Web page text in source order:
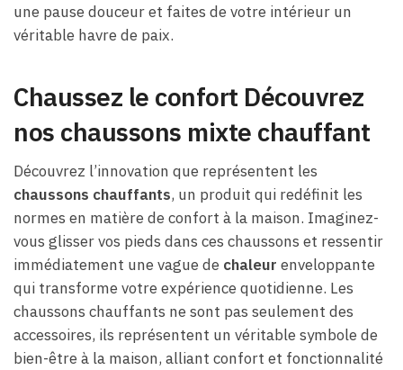
une pause douceur et faites de votre intérieur un
véritable havre de paix.
Chaussez le confort Découvrez
nos chaussons mixte chauffant
Découvrez l’innovation que représentent les
chaussons chauffants, un produit qui redéfinit les
normes en matière de confort à la maison. Imaginez-
vous glisser vos pieds dans ces chaussons et ressentir
immédiatement une vague de chaleur enveloppante
qui transforme votre expérience quotidienne. Les
chaussons chauffants ne sont pas seulement des
accessoires, ils représentent un véritable symbole de
bien-être à la maison, alliant confort et fonctionnalité